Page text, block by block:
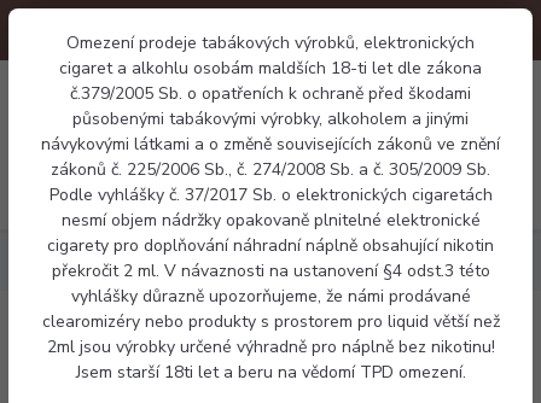
Omezení prodeje tabákových výrobků, elektronických
cigaret a alkohlu osobám maldších 18-ti let dle zákona
č.379/2005 Sb. o opatřeních k ochraně před škodami
působenými tabákovými výrobky, alkoholem a jinými
návykovými látkami a o změně souvisejících zákonů ve znění
zákonů č. 225/2006 Sb., č. 274/2008 Sb. a č. 305/2009 Sb.
Podle vyhlášky č. 37/2017 Sb. o elektronických cigaretách
nesmí objem nádržky opakovaně plnitelné elektronické
cigarety pro doplňování náhradní náplně obsahující nikotin
překročit 2 ml. V návaznosti na ustanovení §4 odst.3 této
vyhlášky důrazně upozorňujeme, že námi prodávané
clearomizéry nebo produkty s prostorem pro liquid větší než
2ml jsou výrobky určené výhradně pro náplně bez nikotinu!
Jsem starší 18ti let a beru na vědomí TPD omezení.
Menu
0 Kč
Náplně LIQUA Salt Traditional Tobacco 10ml
LIQUA Salt Traditional Tobacco 10ml